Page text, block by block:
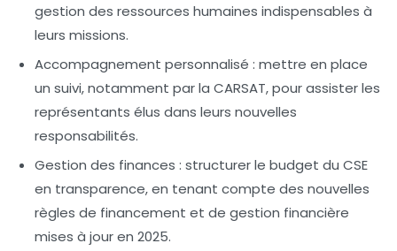
gestion des ressources humaines indispensables à
leurs missions.
Accompagnement personnalisé : mettre en place
un suivi, notamment par la CARSAT, pour assister les
représentants élus dans leurs nouvelles
responsabilités.
Gestion des finances : structurer le budget du CSE
en transparence, en tenant compte des nouvelles
règles de financement et de gestion financière
mises à jour en 2025.